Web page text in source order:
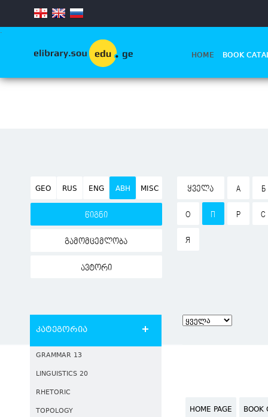
.
HOME BOOK
GEO RUS ENG ABH MISC
წიგნი
გამომცემლობა
ავტორი
ᲧᲕᲔᲚᲐ А Б
О П Р С
Я
კატეგორია
GRAMMAR 13
LINGUISTICS 20
RHETORIC
TOPOLOGY
HOME PAGE BOOK